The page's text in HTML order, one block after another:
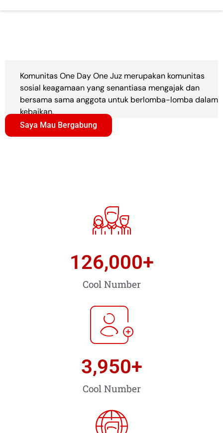
Komunitas One Day One Juz merupakan komunitas
sosial keagamaan yang senantiasa mengajak dan
bersama sama anggota untuk berlomba-lomba dalam
kebaikan.
Saya Mau Bergabung
Cool Number
126,000+
Cool Number
3,950+